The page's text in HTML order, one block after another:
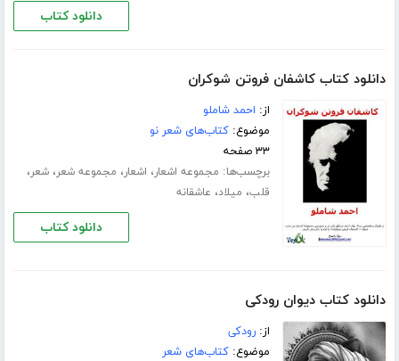
دانلود کتاب
دانلود کتاب کاشفان فروتن شوکران
از: احمد شاملو
موضوع:کتاب‌های شعر نو
۳۳ صفحه
برچسب‌ها: مجموعه اشعار، اشعار، مجموعه شعر،شعر،
قلب، میلاد، عاشقانه
دانلود کتاب
دانلود کتاب دیوان رودکی
از:رودکی
موضوع:کتاب‌های شعر